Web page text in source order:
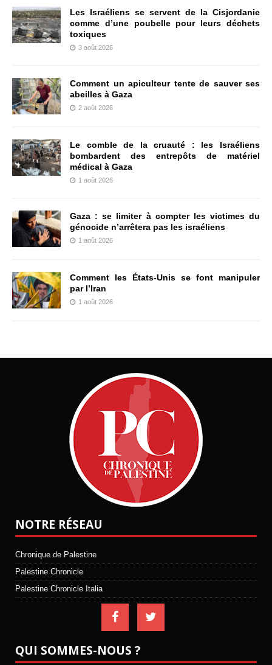
Les Israéliens se servent de la Cisjordanie
comme d’une poubelle pour leurs déchets
toxiques
3 août 2026
Comment un apiculteur tente de sauver ses
abeilles à Gaza
2 août 2026
Le comble de la cruauté : les Israéliens
bombardent des entrepôts de matériel
médical à Gaza
1 août 2026
Gaza : se limiter à compter les victimes du
génocide n’arrêtera pas les israéliens
1 août 2026
Comment les États-Unis se font manipuler
par l’Iran
1 août 2026
NOTRE RÉSEAU
Chronique de Palestine
Palestine Chronicle
Palestine Chronicle Italia
QUI SOMMES-NOUS ?